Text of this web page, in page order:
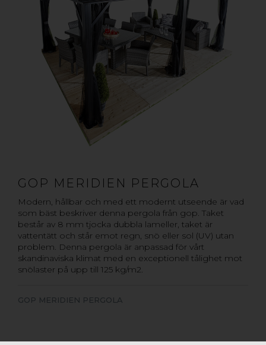
GOP MERIDIEN PERGOLA
Modern, hållbar och med ett modernt utseende är vad
som bäst beskriver denna pergola från gop. Taket
består av 8 mm tjocka dubbla lameller, taket är
vattentätt och står emot regn, snö eller sol (UV) utan
problem. Denna pergola är anpassad för vårt
skandinaviska klimat med en exceptionell tålighet mot
snölaster på upp till 125 kg/m2.
GOP MERIDIEN PERGOLA